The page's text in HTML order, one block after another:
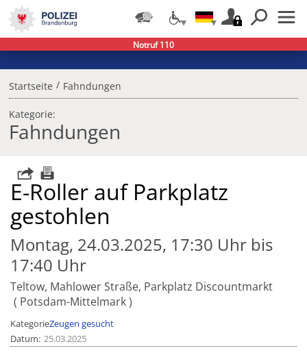
Startseite / Fahndungen
Kategorie:
Fahndungen
E-Roller auf Parkplatz
gestohlen
Montag, 24.03.2025, 17:30 Uhr bis
17:40 Uhr
Teltow, Mahlower Straße, Parkplatz Discountmarkt
Potsdam-Mittelmark
KategorieZeugen gesucht
Datum 25.03.2025
Notruf 110